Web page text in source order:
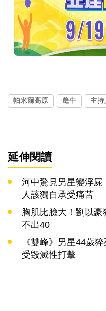
帕米爾高原 氂牛 主持
延伸閱讀
河中驚見男星變浮
人該獨自承受痛苦
胸肌比臉大！劉以
不出40
《雙峰》男星44歲
受毀滅性打擊